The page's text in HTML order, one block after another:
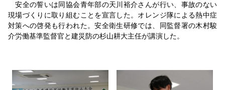
安全の誓いは同協会青年部の天川裕介さんが行い、事故のない
現場づくりに取り組むことを宣言した。オレンジ隊による熱中症
対策への啓発も行われた。安全衛生研修では、同監督署の木村駿
介労働基準監督官と建災防の杉山耕大主任が講演した。